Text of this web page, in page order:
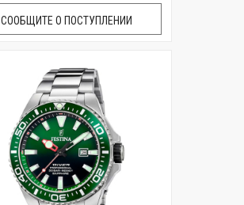
СООБЩИТЕ О ПОСТУПЛЕНИИ